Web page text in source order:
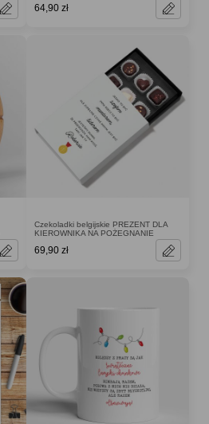
64,90 zł
Czekoladki belgijskie PREZENT DLA
KIEROWNIKA NA POŻEGNANIE
69,90 zł